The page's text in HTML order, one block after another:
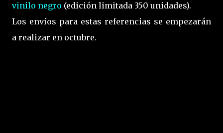
vinilo negro (edición limitada 350 unidades).
Los envíos para estas referencias se empezarán
a realizar en octubre.